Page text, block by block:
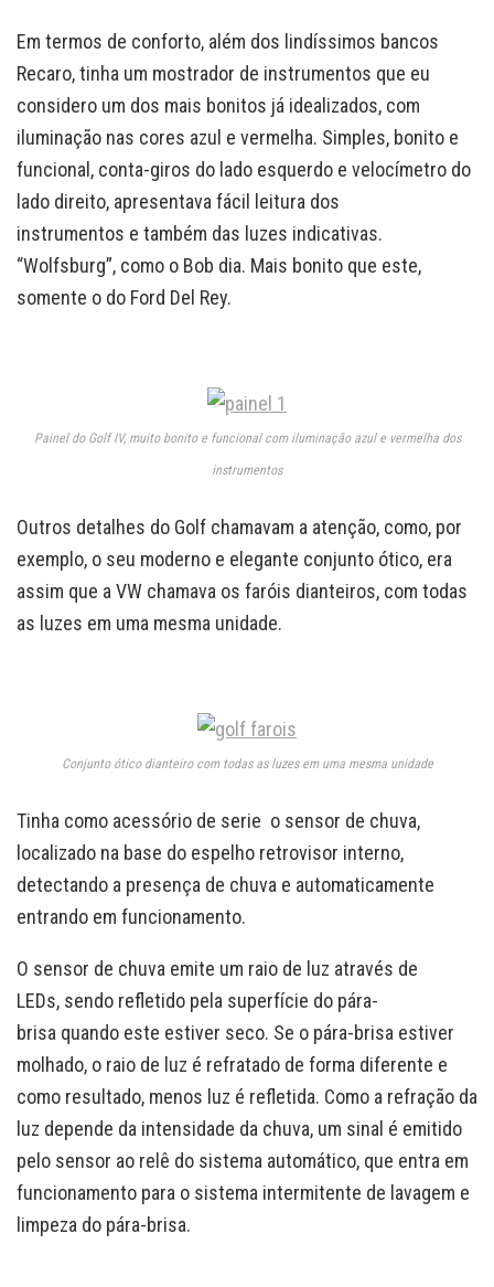
Em termos de conforto, além dos lindíssimos bancos
Recaro, tinha um mostrador de instrumentos que eu
considero um dos mais bonitos já idealizados, com
iluminação nas cores azul e vermelha. Simples, bonito e
funcional, conta-giros do lado esquerdo e velocímetro do
lado direito, apresentava fácil leitura dos
instrumentos e também das luzes indicativas.
“Wolfsburg”, como o Bob dia. Mais bonito que este,
somente o do Ford Del Rey.
Painel do Golf IV, muito bonito e funcional com iluminação azul e vermelha dos
instrumentos
Outros detalhes do Golf chamavam a atenção, como, por
exemplo, o seu moderno e elegante conjunto ótico, era
assim que a VW chamava os faróis dianteiros, com todas
as luzes em uma mesma unidade.
Conjunto ótico dianteiro com todas as luzes em uma mesma unidade
Tinha como acessório de serie o sensor de chuva,
localizado na base do espelho retrovisor interno,
detectando a presença de chuva e automaticamente
entrando em funcionamento.
O sensor de chuva emite um raio de luz através de
LEDs, sendo refletido pela superfície do pára-
brisa quando este estiver seco. Se o pára-brisa estiver
molhado, o raio de luz é refratado de forma diferente e
como resultado, menos luz é refletida. Como a refração da
luz depende da intensidade da chuva, um sinal é emitido
pelo sensor ao relê do sistema automático, que entra em
funcionamento para o sistema intermitente de lavagem e
limpeza do pára-brisa.